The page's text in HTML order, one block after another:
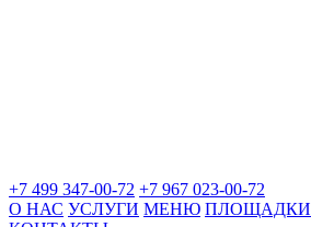
+7 499 347-00-72 +7 967 023-00-72
О НАС УСЛУГИ МЕНЮ ПЛОЩАДКИ